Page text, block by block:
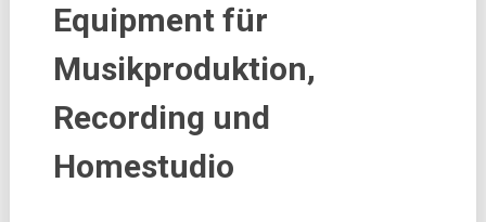
Equipment für
Musikproduktion,
Recording und
Homestudio